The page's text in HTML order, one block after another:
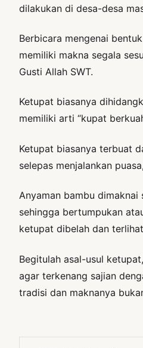
dilakukan di desa-desa
Berbicara mengenai
memiliki makna segala
Gusti Allah SWT.
Ketupat biasanya
memiliki arti “kupat
Ketupat biasanya terbuat
selepas menjalankan
Anyaman bambu dimaknai
sehingga bertumpukan
ketupat dibelah dan
Begitulah asal-usul
agar terkenang sajian
tradisi dan maknanya